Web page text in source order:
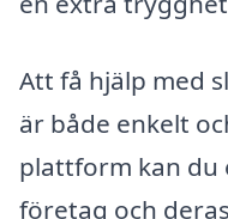
Att få hjälp med
är både enkelt
plattform kan du
företag och